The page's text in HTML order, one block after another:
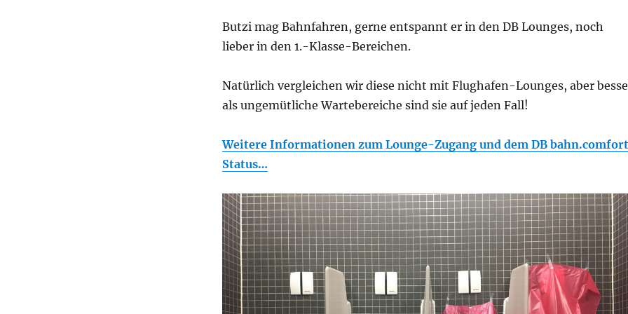
Butzi mag Bahnfahren, gerne entspannt er in den DB Lounges, noch
lieber in den 1.-Klasse-Bereichen.
Natürlich vergleichen wir diese nicht mit Flughafen-Lounges, aber
als ungemütliche Wartebereiche sind sie auf jeden Fall!
Weitere Informationen zum Lounge-Zugang und dem DB
Status…